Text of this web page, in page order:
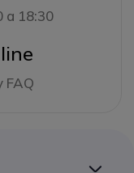
a 18:30
FAQ